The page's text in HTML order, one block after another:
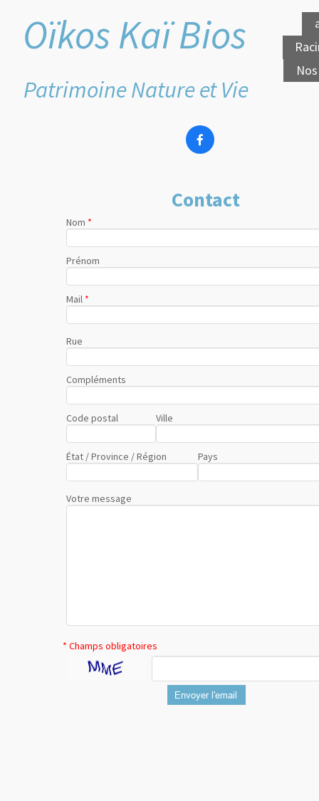
Oïkos Kaï Bios
Patrimoine Nature et Vie

Contact
Nom *
Prénom
Mail *
Rue
Compléments
Code postal Ville
État / Province / Région Pays
Votre message
* Champs obligatoires
Envoyer l'email